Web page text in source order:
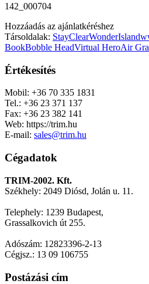
142_000704
Hozzáadás az ajánlatkéréshez
Társoldalak: StayClearWonderIsland
BookBobble HeadVirtual HeroAir
Értékesítés
Mobil: +36 70 335 1831
Tel.: +36 23 371 137
Fax: +36 23 382 141
Web: https://trim.hu
E-mail: sales@trim.hu
Cégadatok
TRIM-2002. Kft.
Székhely: 2049 Diósd, Jolán u. 11.
Telephely: 1239 Budapest,
Grassalkovich út 255.
Adószám: 12823396-2-13
Cégjsz.: 13 09 106755
Postázási cím